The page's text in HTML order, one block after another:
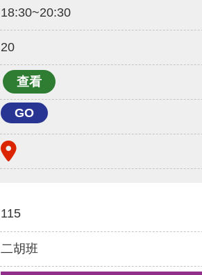
18:30~20:30
20
GO
115
二胡班